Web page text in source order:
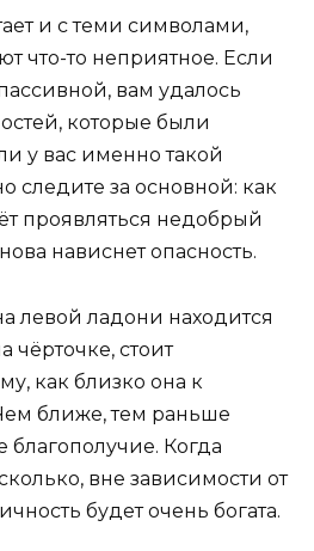
и с теми символами,
что-то неприятное. Если
вам удалось
которые были
у вас именно такой
следите за основной: как
проявляться недобрый
нависнет опасность.
левой ладони находится
чёрточке, стоит
как близко она к
ближе, тем раньше
Когда
вне зависимости от
будет очень богата.